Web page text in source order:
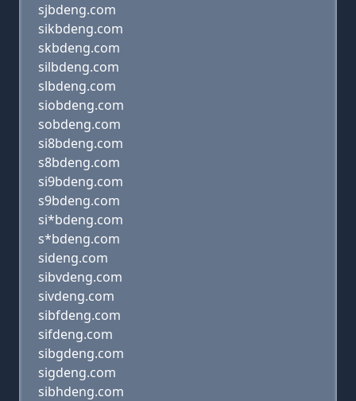
sjbdeng.com
sikbdeng.com
skbdeng.com
silbdeng.com
slbdeng.com
siobdeng.com
sobdeng.com
si8bdeng.com
s8bdeng.com
si9bdeng.com
s9bdeng.com
si*bdeng.com
s*bdeng.com
sideng.com
sibvdeng.com
sivdeng.com
sibfdeng.com
sifdeng.com
sibgdeng.com
sigdeng.com
sibhdeng.com